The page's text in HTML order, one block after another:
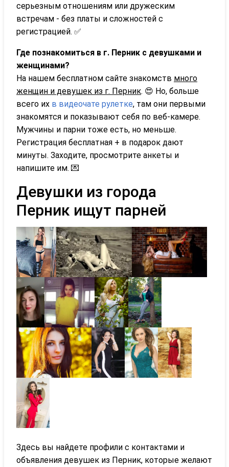
серьезным отношениям или дружеским
встречам - без платы и сложностей с
регистрацией. ✅
Где познакомиться в г. Перник с девушками и
женщинами?
На нашем бесплатном сайте знакомств много
женщин и девушек из г. Перник. 😍 Но, больше
всего их в видеочате рулетке, там они первыми
знакомятся и показывают себя по веб-камере.
Мужчины и парни тоже есть, но меньше.
Регистрация бесплатная + в подарок дают
минуты. Заходите, просмотрите анкеты и
напишите им. 💌
Девушки из города
Перник ищут парней
Здесь вы найдете профили с контактами и
объявления девушек из Перник, которые желают